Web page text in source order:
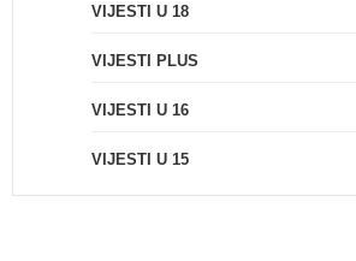
VIJESTI U 18
VIJESTI PLUS
VIJESTI U 16
VIJESTI U 15